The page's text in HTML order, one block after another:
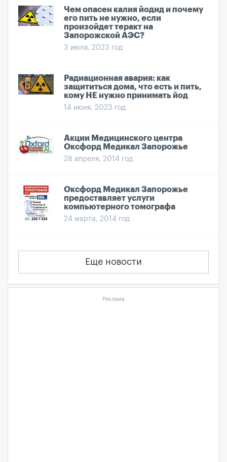
Чем опасен калия йодид и почему
его пить не нужно, если
произойдет теракт на
Запорожской АЭС?
3 июля, 2023 год
Радиационная авария: как
защититься дома, что есть и пить,
кому НЕ нужно принимать йод
14 июня, 2023 год
Акции Медицинского центра
Оксфорд Медикал Запорожье
28 апреля, 2014 год
Оксфорд Медикал Запорожье
предоставляет услуги
компьютерного томографа
24 марта, 2014 год
Еще новости
Реклама